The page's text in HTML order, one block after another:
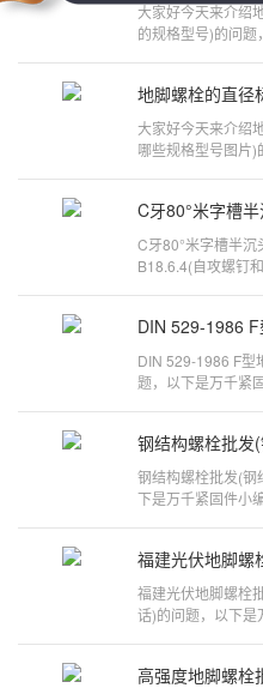
大家好今天来介绍
的规格型号)的问
地脚螺栓的直径
大家好今天来介绍
哪些规格型号图片
C牙80°米字槽半沉
B18.6.4(自攻螺钉
DIN 529-1986
DIN 529-1986 F型
题，以下是万千紧
钢结构螺栓批发
钢结构螺栓批发(钢
下是万千紧固件小
福建光伏地脚螺
福建光伏地脚螺栓
话)的问题，以下是
高强度地脚螺栓